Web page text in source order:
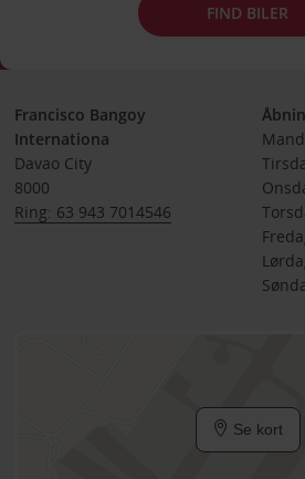
FIND BILER
Francisco Bangoy
Internationa
Davao City
8000
Ring: 63 943 7014546
Se kort